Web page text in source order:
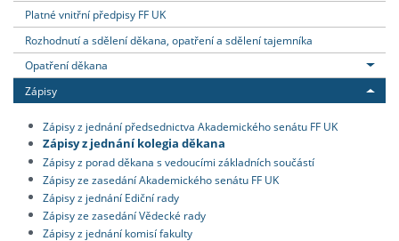
Platné vnitřní předpisy FF UK
Rozhodnutí a sdělení děkana, opatření a sdělení tajemníka
Opatření děkana
Zápisy
Zápisy z jednání předsednictva Akademického senátu FF UK
Zápisy z jednání kolegia děkana
Zápisy z porad děkana s vedoucími základních součástí
Zápisy ze zasedání Akademického senátu FF UK
Zápisy z jednání Ediční rady
Zápisy ze zasedání Vědecké rady
Zápisy z jednání komisí fakulty